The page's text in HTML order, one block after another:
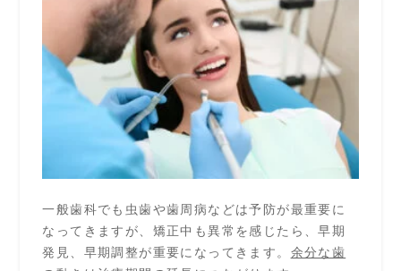
一般歯科でも虫歯や歯周病などは予防が最重要に
なってきますが、矯正中も異常を感じたら、早期
発見、早期調整が重要になってきます。 余分な歯